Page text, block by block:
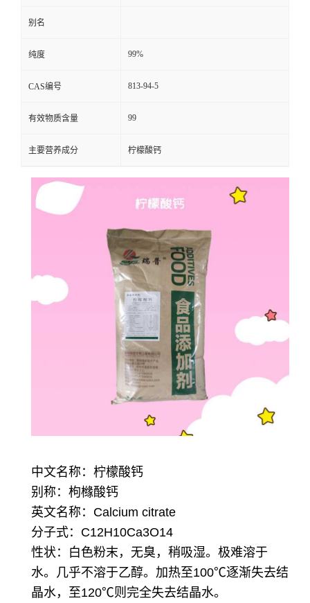
别名
纯度 99%
CAS编号 813-94-5
有效物质含量 99
主要营养成分 柠檬酸钙
中文名称：柠檬酸钙
别称：枸橼酸钙
英文名称：Calcium citrate
分子式：C12H10Ca3O14
性状：白色粉末，无臭，稍吸湿。极难溶于
水。几乎不溶于乙醇。加热至100℃逐渐失去结
晶水，至120℃则完全失去结晶水。